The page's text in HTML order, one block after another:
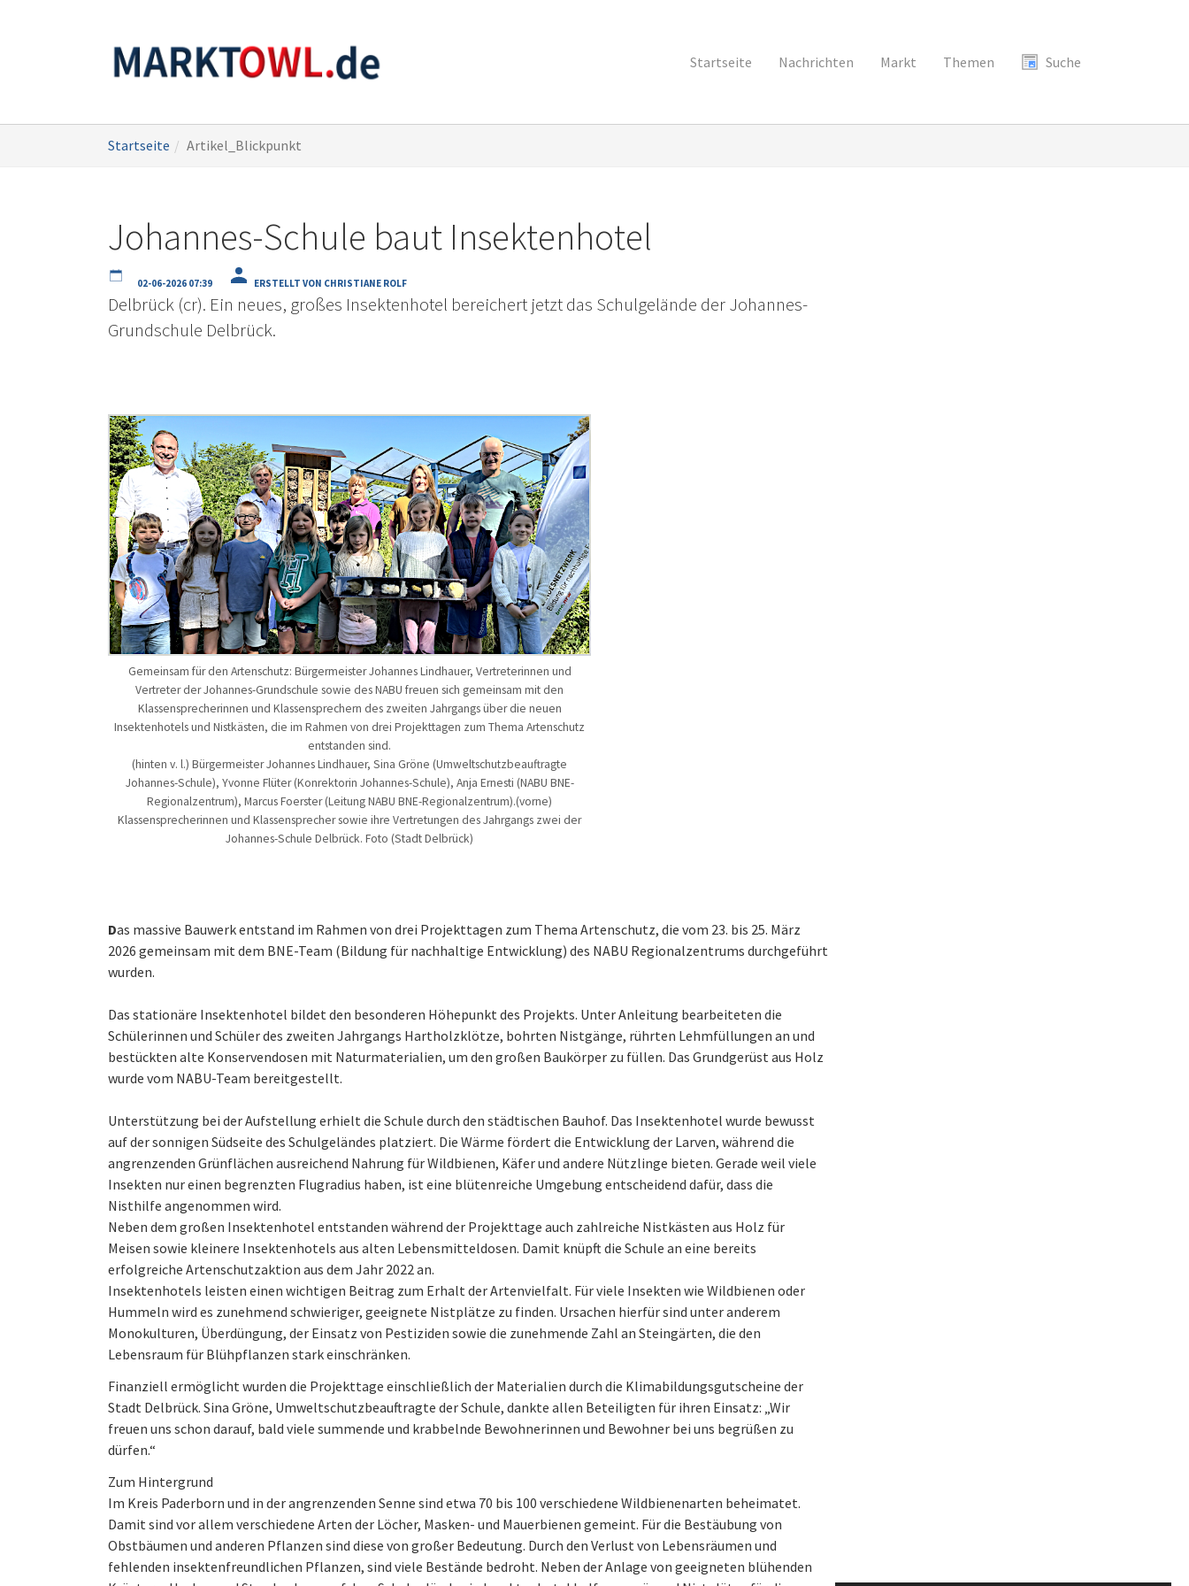
Startseite Nachrichten Markt Themen Suche
sind
Startseite Artikel_Blickpunkt
Johannes-Schule baut Insektenhotel
02-06-2026 07:39 ERSTELLT VON CHRISTIANE ROLF
Delbrück (cr). Ein neues, großes Insektenhotel bereichert jetzt das Schulgelände der Johannes-
Grundschule Delbrück.
Gemeinsam für den Artenschutz: Bürgermeister Johannes Lindhauer, Vertreterinnen und
Vertreter der Johannes-Grundschule sowie des NABU freuen sich gemeinsam mit den
Klassensprecherinnen und Klassensprechern des zweiten Jahrgangs über die neuen
Insektenhotels und Nistkästen, die im Rahmen von drei Projekttagen zum Thema Artenschutz
entstanden sind.
(hinten v. l.) Bürgermeister Johannes Lindhauer, Sina Gröne (Umweltschutzbeauftragte
Johannes-Schule), Yvonne Flüter (Konrektorin Johannes-Schule), Anja Ernesti (NABU BNE-
Regionalzentrum), Marcus Foerster (Leitung NABU BNE-Regionalzentrum).(vorne)
Klassensprecherinnen und Klassensprecher sowie ihre Vertretungen des Jahrgangs zwei der
Johannes-Schule Delbrück. Foto (Stadt Delbrück)
Das massive Bauwerk entstand im Rahmen von drei Projekttagen zum Thema Artenschutz, die vom 23. bis 25. März
2026 gemeinsam mit dem BNE-Team (Bildung für nachhaltige Entwicklung) des NABU Regionalzentrums durchgeführt
wurden.
Das stationäre Insektenhotel bildet den besonderen Höhepunkt des Projekts. Unter Anleitung bearbeiteten die
Schülerinnen und Schüler des zweiten Jahrgangs Hartholzklötze, bohrten Nistgänge, rührten Lehmfüllungen an und
bestückten alte Konservendosen mit Naturmaterialien, um den großen Baukörper zu füllen. Das Grundgerüst aus Holz
wurde vom NABU-Team bereitgestellt.
Unterstützung bei der Aufstellung erhielt die Schule durch den städtischen Bauhof. Das Insektenhotel wurde bewusst
auf der sonnigen Südseite des Schulgeländes platziert. Die Wärme fördert die Entwicklung der Larven, während die
angrenzenden Grünflächen ausreichend Nahrung für Wildbienen, Käfer und andere Nützlinge bieten. Gerade weil viele
Insekten nur einen begrenzten Flugradius haben, ist eine blütenreiche Umgebung entscheidend dafür, dass die
Nisthilfe angenommen wird.
Neben dem großen Insektenhotel entstanden während der Projekttage auch zahlreiche Nistkästen aus Holz für
Meisen sowie kleinere Insektenhotels aus alten Lebensmitteldosen. Damit knüpft die Schule an eine bereits
erfolgreiche Artenschutzaktion aus dem Jahr 2022 an.
Insektenhotels leisten einen wichtigen Beitrag zum Erhalt der Artenvielfalt. Für viele Insekten wie Wildbienen oder
Hummeln wird es zunehmend schwieriger, geeignete Nistplätze zu finden. Ursachen hierfür sind unter anderem
Monokulturen, Überdüngung, der Einsatz von Pestiziden sowie die zunehmende Zahl an Steingärten, die den
Lebensraum für Blühpflanzen stark einschränken.
Finanziell ermöglicht wurden die Projekttage einschließlich der Materialien durch die Klimabildungsgutscheine der
Stadt Delbrück. Sina Gröne, Umweltschutzbeauftragte der Schule, dankte allen Beteiligten für ihren Einsatz: „Wir
freuen uns schon darauf, bald viele summende und krabbelnde Bewohnerinnen und Bewohner bei uns begrüßen zu
dürfen.“
Zum Hintergrund
Im Kreis Paderborn und in der angrenzenden Senne sind etwa 70 bis 100 verschiedene Wildbienenarten beheimatet.
Damit sind vor allem verschiedene Arten der Löcher, Masken- und Mauerbienen gemeint. Für die Bestäubung von
Obstbäumen und anderen Pflanzen sind diese von großer Bedeutung. Durch den Verlust von Lebensräumen und
fehlenden insektenfreundlichen Pflanzen, sind viele Bestände bedroht. Neben der Anlage von geeigneten blühenden